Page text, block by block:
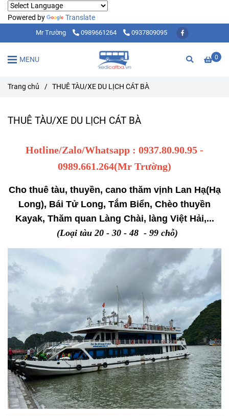
Powered by Translate
Mr Trường 0989661264 0937809095
0
MENU
Trang chủ / THUÊ TÀU/XE DU LỊCH CÁT BÀ
THUÊ TÀU/XE DU LỊCH CÁT BÀ
Hotline/Zalo/Whatsapp : 0937.80.90.95 -
0989.661.264(Mr Trường)
Cho thuê tàu, thuyền, cano thăm vịnh Lan Hạ(Hạ
Long), Bái Tử Long, Tắm Biển, Chèo thuyền
Kayak, Thăm quan Làng Chài, làng Việt Hải,...
(Loại tàu 20 - 30 - 48 - 99 chỗ)